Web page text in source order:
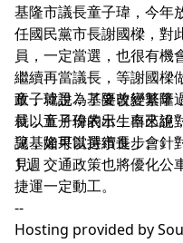
基隆市議長童子瑋，今年
任國民黨市長謝國樑，對
員，一定當選，也很有機
繼續再當議長，等謝國樑
政，就是為了要改變基隆
長，童子瑋表示，自己絕
讓基隆可以持續進步。
童子瑋說，基隆曾經繁華
就以五月份的出生率來說
兒，如果當選市長，會針
見。交通政策也將優化公
捷運一定動工。
1 週
--
Hosting provided by